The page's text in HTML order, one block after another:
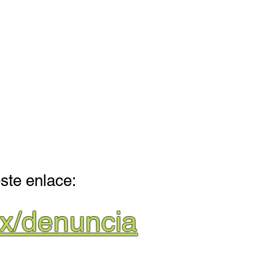
enlace:
denuncia